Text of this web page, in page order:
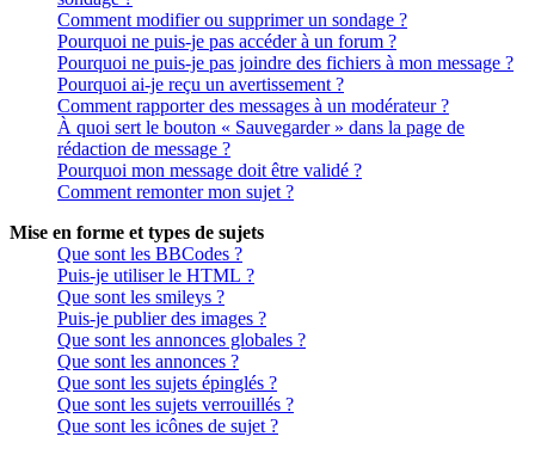
Comment modifier ou supprimer un sondage ?
Pourquoi ne puis-je pas accéder à un forum ?
Pourquoi ne puis-je pas joindre des fichiers à mon message ?
Pourquoi ai-je reçu un avertissement ?
Comment rapporter des messages à un modérateur ?
À quoi sert le bouton « Sauvegarder » dans la page de
rédaction de message ?
Pourquoi mon message doit être validé ?
Comment remonter mon sujet ?
Mise en forme et types de sujets
Que sont les BBCodes ?
Puis-je utiliser le HTML ?
Que sont les smileys ?
Puis-je publier des images ?
Que sont les annonces globales ?
Que sont les annonces ?
Que sont les sujets épinglés ?
Que sont les sujets verrouillés ?
Que sont les icônes de sujet ?